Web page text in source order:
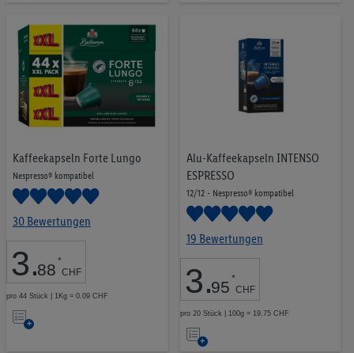
Merkliste
Merkliste
Kaffeekapseln Forte Lungo
Nespresso® kompatibel
30 Bewertungen
3.88 *
CHF
pro 44 Stück | 1Kg = 0.09 CHF
Auf
Alu-Kaffeekapseln INTENSO
ESPRESSO
12/12 - Nespresso® kompatibel
19 Bewertungen
3.95 *
CHF
pro 20 Stück | 100g = 19.75 CHF
Auf
vorgenannten Zwecken zu. Weitere Informationen, auch zur
Speicherdauer der Daten und zu deinem Recht, deine
Einwilligung jederzeit mit Wirkung für die Zukunft zu
widerrufen, findest du in unseren
Datenschutzbestimmungen
Die Impressen findest du hier.